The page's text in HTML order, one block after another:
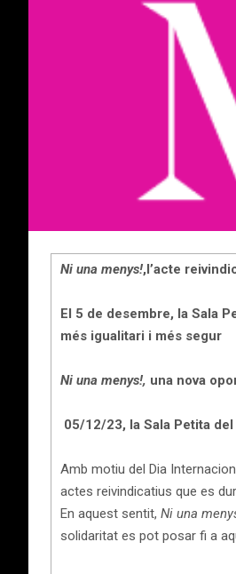
Ni una menys!,l’acte
El 5 de desembre, la Sala
més igualitari i més segur
Ni una menys!, una nova
05/12/23, la Sala Petita
Amb motiu del Dia
actes reivindicatius que es
En aquest sentit, Ni una
solidaritat es pot posar fi a